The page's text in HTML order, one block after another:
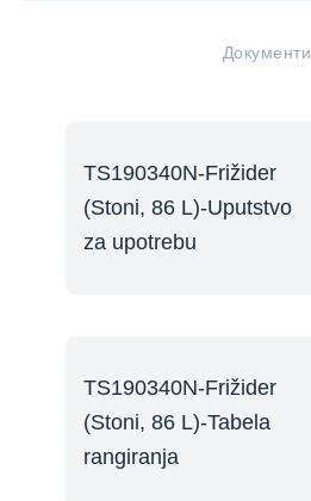
Документи
TS190340N-Frižider
(Stoni, 86 L)-Uputstvo
za upotrebu
TS190340N-Frižider
(Stoni, 86 L)-Tabela
rangiranja